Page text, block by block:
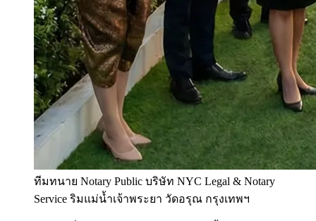
ทีมทนาย Notary Public บริษัท NYC Legal & Notary
Service ริมแม่น้ำเจ้าพระยา วัดอรุณ กรุงเทพฯ